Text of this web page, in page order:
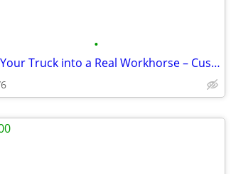
•
Turn Your Truck into a Real Workhorse – Custom Flatbeds Installed from